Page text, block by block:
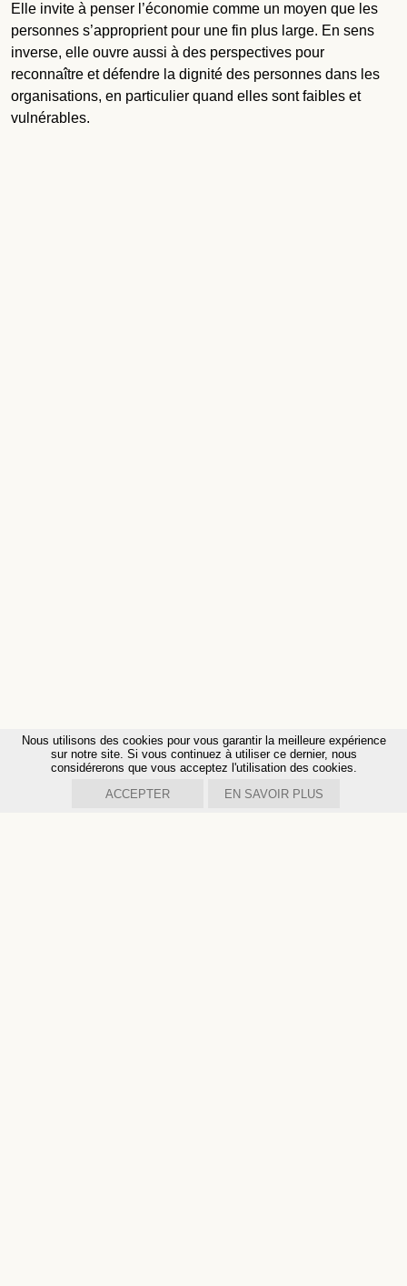
Elle invite à penser l’économie comme un moyen que les
personnes s’approprient pour une fin plus large. En sens
inverse, elle ouvre aussi à des perspectives pour
reconnaître et défendre la dignité des personnes dans les
organisations, en particulier quand elles sont faibles et
vulnérables.
Nous utilisons des cookies pour vous garantir la meilleure expérience
sur notre site. Si vous continuez à utiliser ce dernier, nous
considérerons que vous acceptez l'utilisation des cookies.
ACCEPTER
EN SAVOIR PLUS